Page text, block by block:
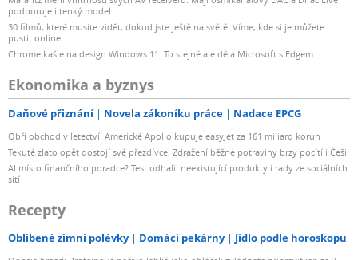
podporuje i tenký model
30 filmů, které musíte vidět, dokud jste ještě na světě. Víme, kde si je můžete
pustit online
Chrome kašle na design Windows 11. To stejné ale dělá Microsoft s Edgem
Ekonomika a byznys
Daňové přiznání Novela zákoníku práce Nadace EPCG
Obří obchod v letectví. Americké Apollo kupuje easyJet za 161 miliard korun
Tekuté zlato opět dostojí své přezdívce. Zdražení běžné potraviny brzy pocítí i Češi
AI místo finančního poradce? Test odhalil neexistující produkty i rady ze sociálních
sítí
Recepty
Oblíbené zimní polévky Domácí pekárny Jídlo podle horoskopu